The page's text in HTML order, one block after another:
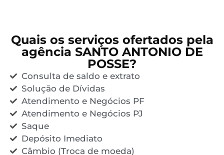
Quais os serviços ofertados pela
agência SANTO ANTONIO DE
POSSE?
Consulta de saldo e extrato
Solução de Dívidas
Atendimento e Negócios PF
Atendimento e Negócios PJ
Saque
Depósito Imediato
Câmbio (Troca de moeda)